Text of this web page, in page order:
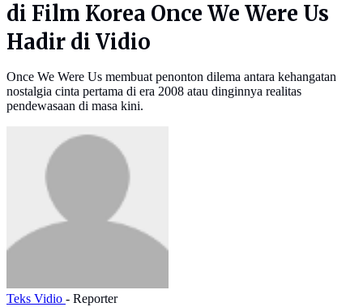
di Film Korea Once We Were Us
Hadir di Vidio
Once We Were Us membuat penonton dilema antara kehangatan
nostalgia cinta pertama di era 2008 atau dinginnya realitas
pendewasaan di masa kini.
Teks Vidio - Reporter